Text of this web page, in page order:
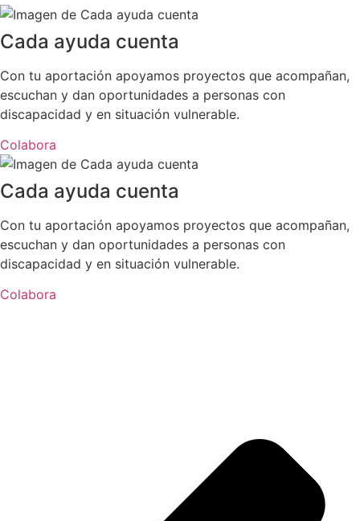
Cada ayuda cuenta
Con tu aportación apoyamos proyectos que acompañan,
escuchan y dan oportunidades a personas con
discapacidad y en situación vulnerable.
Colabora
Cada ayuda cuenta
Con tu aportación apoyamos proyectos que acompañan,
escuchan y dan oportunidades a personas con
discapacidad y en situación vulnerable.
Colabora